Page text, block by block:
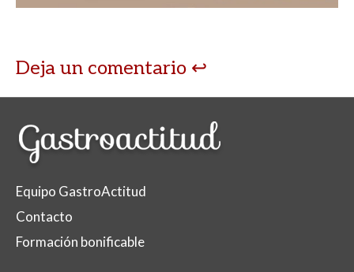
Deja un comentario
Equipo GastroActitud
Contacto
Formación bonificable